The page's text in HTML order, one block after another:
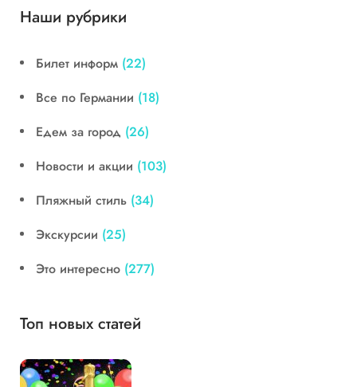
Наши рубрики
Билет информ (22)
Все по Германии (18)
Едем за город (26)
Новости и акции (103)
Пляжный стиль (34)
Экскурсии (25)
Это интересно (277)
Топ новых статей